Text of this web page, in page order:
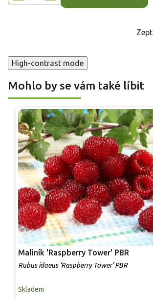
High-contrast mode
Mohlo by se vám také líbit
Maliník 'Raspberry Tower' PBR
Rubus idaeus 'Raspberry Tower' PBR
Skladem